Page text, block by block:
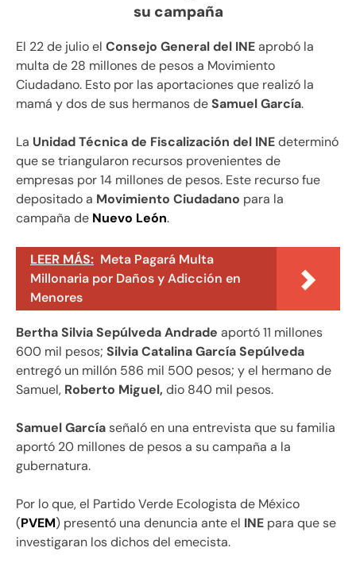
su campaña
El 22 de julio el Consejo General del INEaprobó la
multa de 28 millones de pesos a Movimiento
Ciudadano. Esto por las aportaciones que realizó la
mamá y dos de sus hermanos deSamuel García.
La Unidad Técnica de Fiscalización del INEdeterminó
que se triangularon recursos provenientes de
empresas por 14 millones de pesos. Este recurso fue
depositado a Movimiento Ciudadano para la
campaña de Nuevo León.
LEER MÁS: Meta Pagará Multa
Millonaria por Daños y Adicción en
Menores
Bertha Silvia Sepúlveda Andrade aportó 11 millones
600 mil pesos; Silvia Catalina García Sepúlveda
entregó un millón 586 mil 500 pesos; y el hermano de
Samuel, Roberto Miguel, dio 840 mil pesos.
Samuel Garcíaseñaló en una entrevista que su familia
aportó 20 millones de pesos a su campaña a la
gubernatura.
Por lo que, el Partido Verde Ecologista de México
(PVEM) presentó una denuncia ante el INE para que se
investigaran los dichos del emecista.